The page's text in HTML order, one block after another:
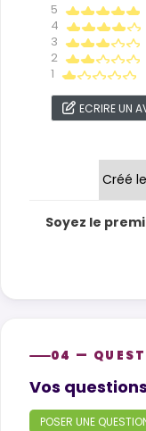
5
4
3
2
1
ECRIRE UN
Soyez le
04 —
Product questions
Vos
POSER UNE